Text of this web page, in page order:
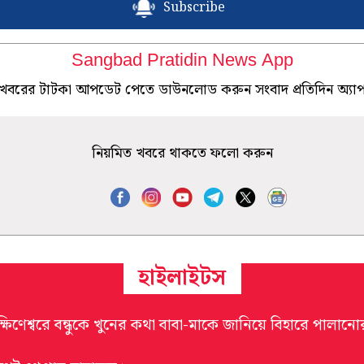
Subscribe
Sangbad Pratidin News App
টাটকা আপডেট পেতে ডাউনলোড করুন সংবাদ প্রতিদিন
নিয়মিত খবরে থাকতে ফলো করুন
হাইলাইটস
বন্ধুকে খুনের কথা বাবা-মাকে জানিয়ে বিহারে পালানোর